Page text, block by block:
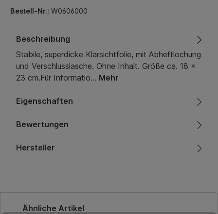
Bestell-Nr.: W0606000
Beschreibung
Stabile, superdicke Klarsichtfolie, mit Abheftlochung
und Verschlusslasche. Ohne Inhalt. Größe ca. 18 x
23 cm.Für Informatio… Mehr
Eigenschaften
Bewertungen
Hersteller
Produktgalerie überspringen
Ähnliche Artikel